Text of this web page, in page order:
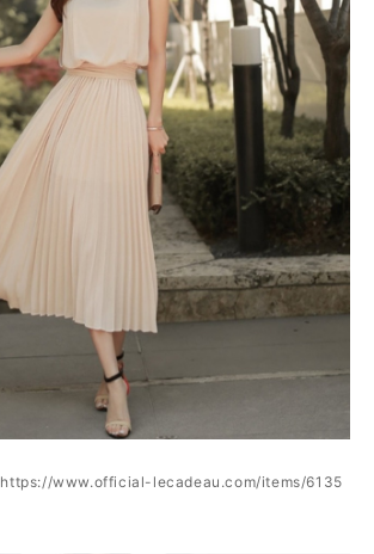
https://www.official-lecadeau.com/items/6135